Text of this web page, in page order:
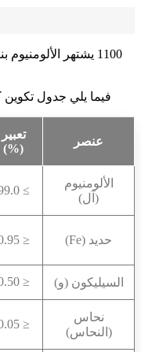
1100 يشتهر
فيما يلي جدول تكوين كيميائي
عنصر
تعبير
(%)
الألومنيوم
(آل)
≥ 99.0
حديد (Fe) ≤ 0.95
السيليكون (و) ≤ 0.50
نحاس
(النحاس)
≤ 0.05